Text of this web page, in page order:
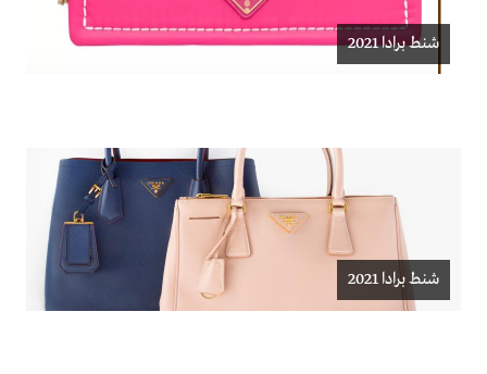
شنط برادا 2021
شنط برادا 2021